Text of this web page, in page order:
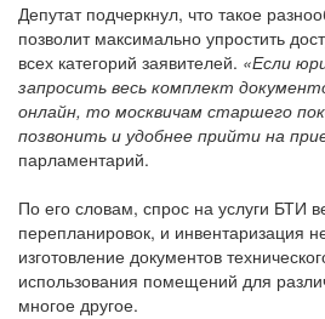
Депутат подчеркнул, что такое
позволит максимально упростить
всех категорий заявителей. «Если
запросить весь комплект
онлайн, то москвичам старшего
позвонить и удобнее прийти на
парламентарий.
По его словам, спрос на услуги БТИ
перепланировок, и инвентаризация
изготовление документов
использования помещений для
многое другое.